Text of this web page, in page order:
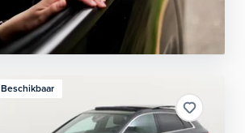
Beschikbaar